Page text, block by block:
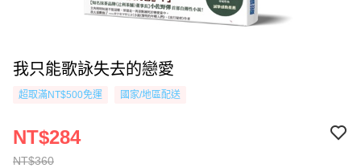
我只能歌詠失去的戀愛
超取滿NT$500免運 國家/地區配送
NT$360
NT$284